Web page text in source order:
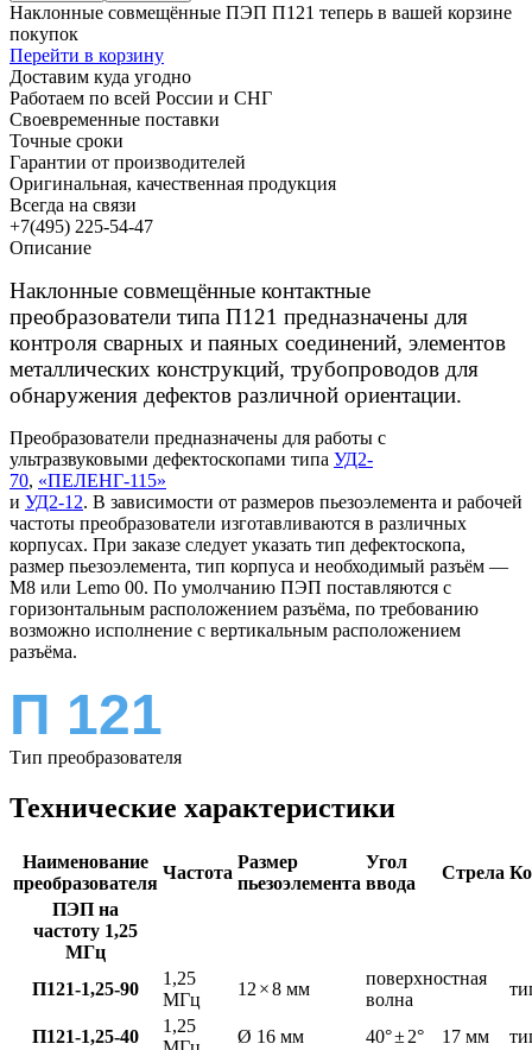
Наклонные совмещённые ПЭП П121 теперь в вашей корзине
покупок
Перейти в корзину
Доставим куда угодно
Работаем по всей России и СНГ
Своевременные поставки
Точные сроки
Гарантии от производителей
Оригинальная, качественная продукция
Всегда на связи
+7(495) 225-54-47
Описание
Наклонные совмещённые контактные
преобразователи типа П121 предназначены для
контроля сварных и паяных соединений, элементов
металлических конструкций, трубопроводов для
обнаружения дефектов различной ориентации.
Преобразователи предназначены для работы с
ультразвуковыми дефектоскопами типа УД2-
70, «ПЕЛЕНГ-115»
и УД2-12. В зависимости от размеров пьезоэлемента и рабочей
частоты преобразователи изготавливаются в различных
корпусах. При заказе следует указать тип дефектоскопа,
размер пьезоэлемента, тип корпуса и необходимый разъём —
М8 или Lemo 00. По умолчанию ПЭП поставляются с
горизонтальным расположением разъёма, по требованию
возможно исполнение с вертикальным расположением
разъёма.
П 121
Тип преобразователя
Технические характеристики
Наименование
преобразователя
Частота
Размер
пьезоэлемента
Угол
ввода
Стрела
ПЭП на
частоту 1,25
МГц
П121-1,25-90
1,25
МГц
12 ×8 мм
поверхностная
волна
П121-1,25-40
1,25
Ø 16 мм 40°± 2° 17 мм